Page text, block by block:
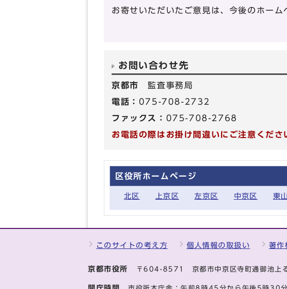
お寄せいただいたご意見は、今後のホーム
お問い合わせ先
京都市 監査事務局
電話： 075-708-2732
ファックス： 075-708-2768
お電話の際はお掛け間違いにご注意くださ
区役所ホームページ
北区 上京区 左京区 中京区 東
このサイトの考え方 個人情報の取扱い 著作
京都市役所 〒604-8571 京都市中京区寺町通御池上